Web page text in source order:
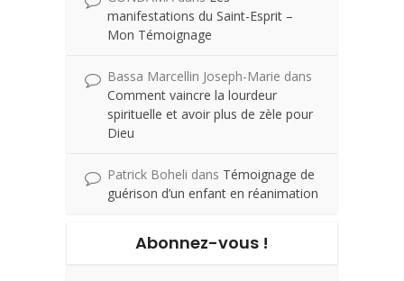
manifestations du Saint-Esprit –
Mon Témoignage
Bassa Marcellin Joseph-Marie dans
Comment vaincre la lourdeur
spirituelle et avoir plus de zèle pour
Dieu
Patrick Boheli dans Témoignage de
guérison d’un enfant en réanimation
Abonnez-vous !